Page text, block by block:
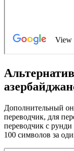
Дополнительный
переводчик, для
переводчик с
100 символов за